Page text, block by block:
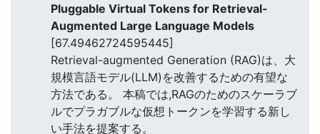
Pluggable Virtual Tokens for Retrieval-
Augmented Large Language Models
[67.49462724595445]
Retrieval-augmented Generation (RAG)は、大
規模言語モデル(LLM)を改善するための有望な
方法である。 本稿では,RAGのためのスケーラブ
ルでプラガブルな仮想トークンを学習する新し
い手法を提案する。